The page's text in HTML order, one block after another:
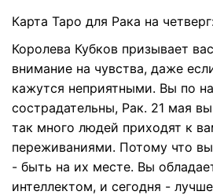
Карта Таро для Рака на
Королева Кубков призывает
внимание на чувства, даже
кажутся неприятными. Вы по
сострадательны, Рак. 21 мая
так много людей приходят к
переживаниями. Потому что вы
- быть на их месте. Вы
интеллектом, и сегодня -